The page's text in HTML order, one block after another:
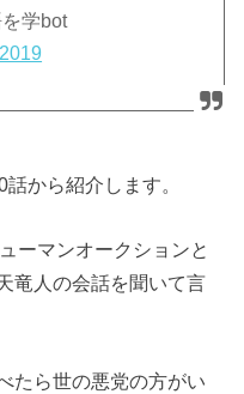
学bot
から紹介します。
ーマンオークションと
竜人の会話を聞いて言
たら世の悪党の方がい